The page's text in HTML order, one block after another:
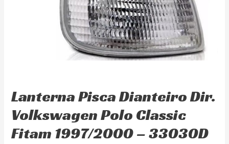
Lanterna Pisca Dianteiro Dir.
Volkswagen Polo Classic
Fitam 1997/2000 – 33030D